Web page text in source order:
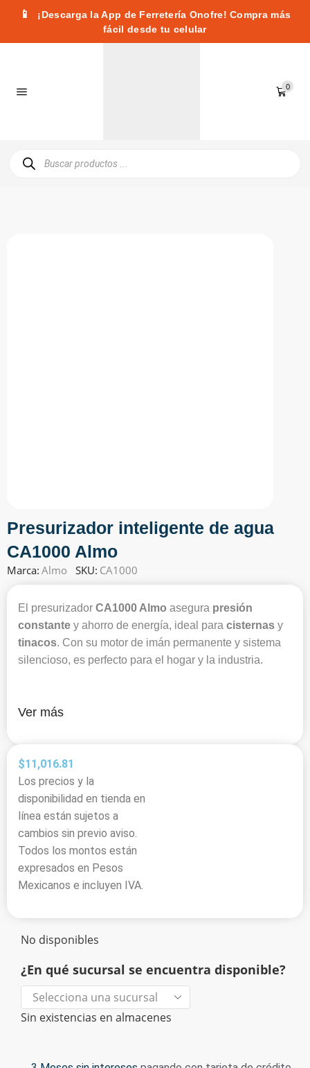
📱
¡Descarga la App de Ferretería Onofre! Compra más
fácil desde tu celular
0
Presurizador inteligente de agua
CA1000 Almo
Marca: Almo SKU: CA1000
El presurizador CA1000 Almo asegura presión
constante y ahorro de energía, ideal para cisternas y
tinacos. Con su motor de imán permanente y sistema
silencioso, es perfecto para el hogar y la industria.
Ver más
$11,016.81
Los precios y la
disponibilidad en tienda en
línea están sujetos a
cambios sin previo aviso.
Todos los montos están
expresados en Pesos
Mexicanos e incluyen IVA.
No disponibles
¿En qué sucursal se encuentra disponible?
Sin existencias en almacenes